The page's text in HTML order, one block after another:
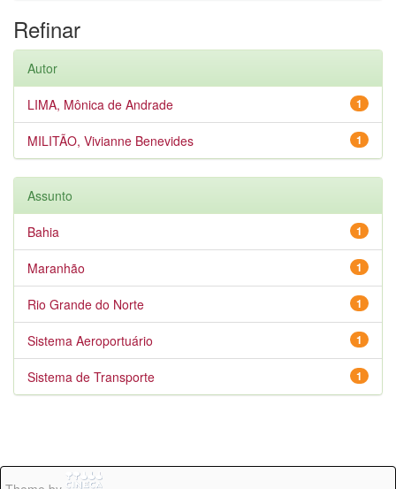
Refinar
Autor
1
LIMA, Mônica de Andrade
1
MILITÃO, Vivianne Benevides
Assunto
1
Bahia
1
Maranhão
1
Rio Grande do Norte
1
Sistema Aeroportuário
1
Sistema de Transporte